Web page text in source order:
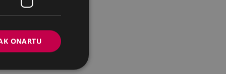
bat, eta
dituen
ONARTU